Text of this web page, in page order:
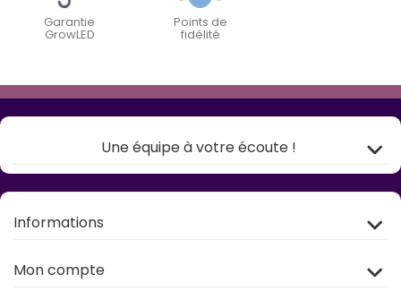
Garantie
GrowLED
Points de
fidélité
Une équipe à votre écoute !
Informations
Mon compte